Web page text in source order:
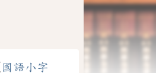
國語小字